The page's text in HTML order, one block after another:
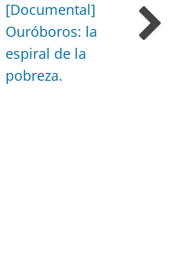
[Documental]
Ouróboros: la
espiral de la
pobreza.